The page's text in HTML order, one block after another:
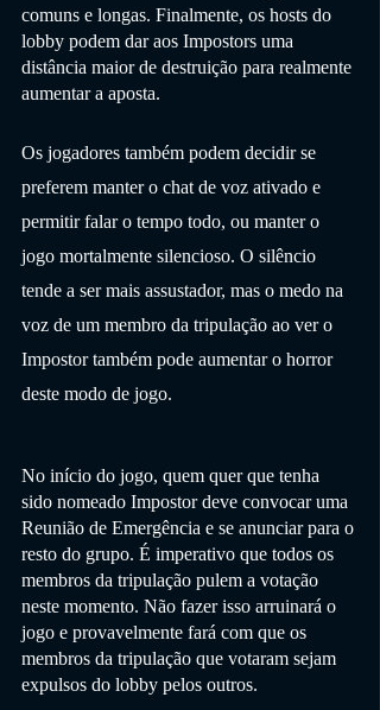
comuns e longas. Finalmente, os hosts do
lobby podem dar aos Impostors uma
distância maior de destruição para realmente
aumentar a aposta.
Os jogadores também podem decidir se
preferem manter o chat de voz ativado e
permitir falar o tempo todo, ou manter o
jogo mortalmente silencioso. O silêncio
tende a ser mais assustador, mas o medo na
voz de um membro da tripulação ao ver o
Impostor também pode aumentar o horror
deste modo de jogo.
No início do jogo, quem quer que tenha
sido nomeado Impostor deve convocar uma
Reunião de Emergência e se anunciar para o
resto do grupo. É imperativo que todos os
membros da tripulação pulem a votação
neste momento. Não fazer isso arruinará o
jogo e provavelmente fará com que os
membros da tripulação que votaram sejam
expulsos do lobby pelos outros.